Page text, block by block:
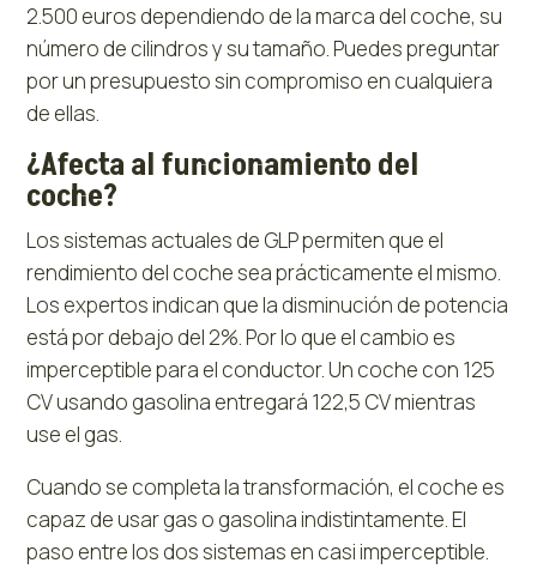
2.500 euros dependiendo de la marca del coche, su
número de cilindros y su tamaño. Puedes preguntar
por un presupuesto sin compromiso en cualquiera
de ellas.
¿Afecta al funcionamiento del
coche?
Los sistemas actuales de GLP permiten que el
rendimiento del coche sea prácticamente el mismo.
Los expertos indican que la disminución de potencia
está por debajo del 2%. Por lo que el cambio es
imperceptible para el conductor. Un coche con 125
CV usando gasolina entregará 122,5 CV mientras
use el gas.
Cuando se completa la transformación, el coche es
capaz de usar gas o gasolina indistintamente. El
paso entre los dos sistemas en casi imperceptible.